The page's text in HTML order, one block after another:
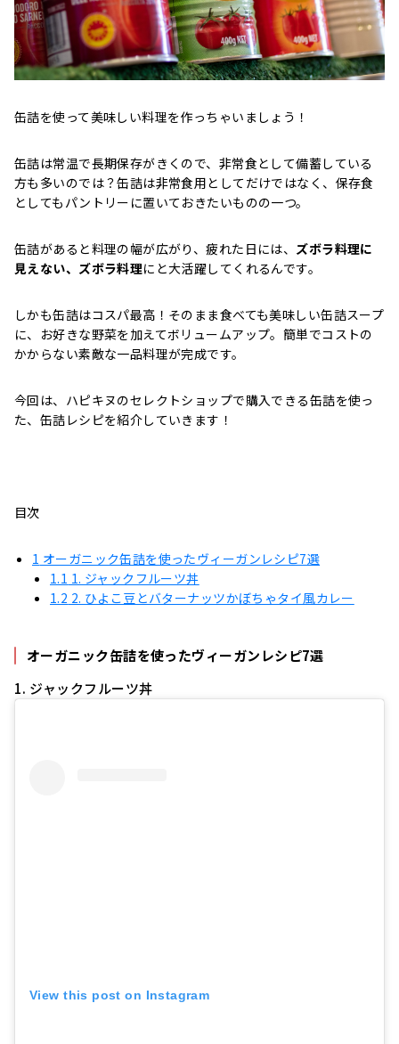
缶詰を使って美味しい料理を作っちゃいましょう！
缶詰は常温で長期保存がきくので、非常食として備蓄している
方も多いのでは？缶詰は非常食用としてだけではなく、保存食
としてもパントリーに置いておきたいものの一つ。
缶詰があると料理の幅が広がり、疲れた日には、 ズボラ料理に
見えない、ズボラ料理にと大活躍してくれるんです。
しかも缶詰はコスパ最高！そのまま食べても美味しい缶詰スープ
に、お好きな野菜を加えてボリュームアップ。簡単でコストの
かからない素敵な一品料理が完成です。
今回は、ハピキヌのセレクトショップで購入できる缶詰を使っ
た、缶詰レシピを紹介していきます！
目次
1 オーガニック缶詰を使ったヴィーガンレシピ7選
1.1 1. ジャックフルーツ丼
1.2 2. ひよこ豆とバターナッツかぼちゃタイ風カレー
オーガニック缶詰を使ったヴィーガンレシピ7選
1. ジャックフルーツ丼
View this post on Instagram